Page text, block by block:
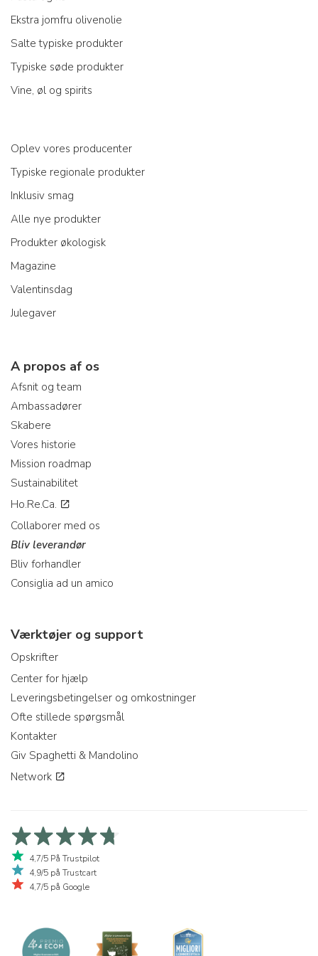
Ekstra jomfru olivenolie
Salte typiske produkter
Typiske søde produkter
Vine, øl og spirits
Oplev vores producenter
Typiske regionale produkter
Inklusiv smag
Alle nye produkter
Produkter økologisk
Magazine
Valentinsdag
Julegaver
A propos af os
Afsnit og team
Ambassadører
Skabere
Vores historie
Mission roadmap
Sustainabilitet
Ho.Re.Ca.
Collaborer med os
Bliv leverandør
Bliv forhandler
Consiglia ad un amico
Værktøjer og support
Opskrifter
Center for hjælp
Leveringsbetingelser og omkostninger
Ofte stillede spørgsmål
Kontakter
Giv Spaghetti & Mandolino
Network
4,7/5 På Trustpilot
4,9/5 på Trustcart
4,7/5 på Google